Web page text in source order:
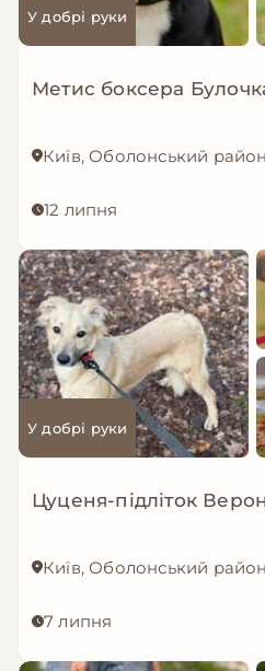
У добрі руки
Київ, Оболонський район
12 липня
У добрі руки
Київ, Оболонський район
7 липня